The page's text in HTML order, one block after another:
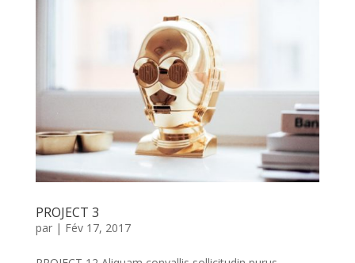
PROJECT 3
par | Fév 17, 2017